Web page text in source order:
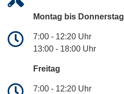
Montag bis Donnerstag
7:00 - 12:20 Uhr
13:00 - 18:00 Uhr
Freitag
7:00 - 12:20 Uhr